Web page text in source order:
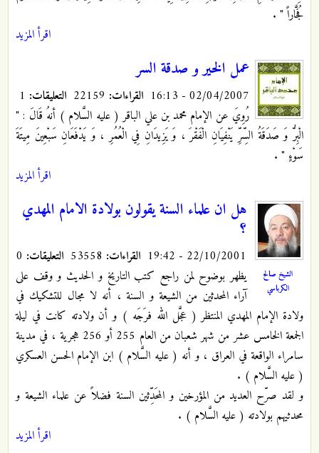
فُجَّاراً " .
اقرأ المزيد
عمل الخير و صدقة السر
02/04/2007 - 16:13 القراءات: التعليقات:
رُوِيَ عن الإمام محمد بن علي الباقر ( عليه السَّلام ) أنهُ قَالَ : "
الْبِرُّ وَ صَدَقَةُ السِّرِّ يَنْفِيَانِ الْفَقْرَ ، وَ يَزِيدَانِ فِي الْعُمُرِ ، وَ يَدْفَعَانِ سَبْعِينَ مِيتَةَ
سَوْءٍ " .
اقرأ المزيد
الشيخ صالح
الكرباسي
هل ان علماء السنة يقولون بولادة الامام المهدي
؟
22/10/2001 - 19:42 القراءات: التعليقات:
يظهر بوضوح لمن راجع كتب التاريخ و الحديث و وقف على
آراء المحدثين من الشيعة و السنة ، أنه لا مجال للتشكيك في
ولادة الإمام المهدي المنتظر ( عجَّل الله فرَجَه ) و أن ولادته كانت في ليلة
الجمعة الخامس عشر من شهر شعبان من العام 255 أو 256 هجرية ، في مدينة
سامراء الواقعة في العراق ، و أنه ( عليه السَّلام ) ابن الإمام الحسن العسكري
( عليه السَّلام ) .
و لقد صرّح العديد من المؤرخين و المحَدِّثين السنة فضلاً عن علماء الشيعة و
محدثيهم بولادته ( عليه السَّلام ) .
اقرأ المزيد